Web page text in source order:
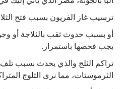
ترسيب غاز الفريون بسبب فتح
أو بسبب حدوث ثقب بالثلاجة أو
يجب فحصها باستمرار.
تراكم الثلج والذي يحدث بسبب
الثرموستات، مما نرى الثلوج